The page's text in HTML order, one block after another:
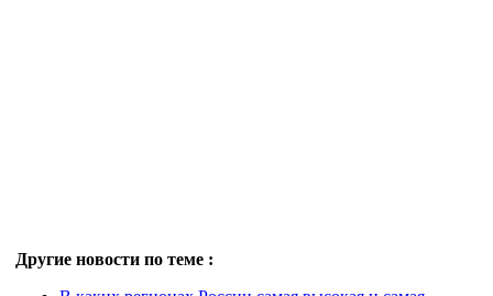
Другие новости по теме :